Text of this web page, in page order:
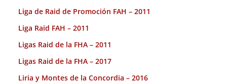
Liga de Raid de Promoción FAH – 2011
Liga Raid FAH – 2011
Ligas Raid de la FHA – 2011
Ligas Raid de la FHA – 2017
Liria y Montes de la Concordia – 2016